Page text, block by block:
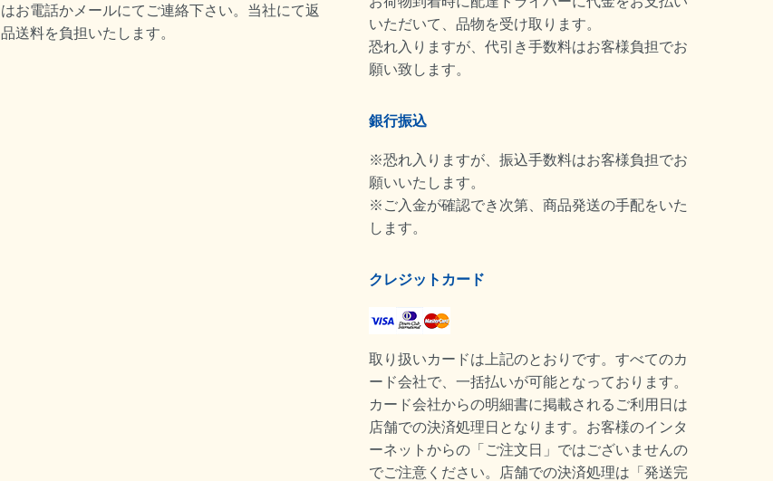
はお電話かメールにてご連絡下さい。当社にて返
品送料を負担いたします。
いただいて、品物を受け取ります。
恐れ入りますが、代引き手数料はお客様負担でお
願い致します。
銀行振込
※恐れ入りますが、振込手数料はお客様負担でお
願いいたします。
※ご入金が確認でき次第、商品発送の手配をいた
します。
クレジットカード
取り扱いカードは上記のとおりです。すべてのカ
ード会社で、一括払いが可能となっております。
カード会社からの明細書に掲載されるご利用日は
店舗での決済処理日となります。お客様のインタ
ーネットからの「ご注文日」ではございませんの
でご注意ください。店舗での決済処理は「発送完